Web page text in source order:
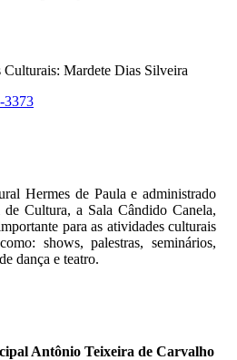
Culturais: Mardete Dias Silveira
3373
Hermes de Paula e administrado
Cultura, a Sala Cândido Canela,
para as atividades culturais
shows, palestras, seminários,
dança e teatro.
Antônio Teixeira de Carvalho